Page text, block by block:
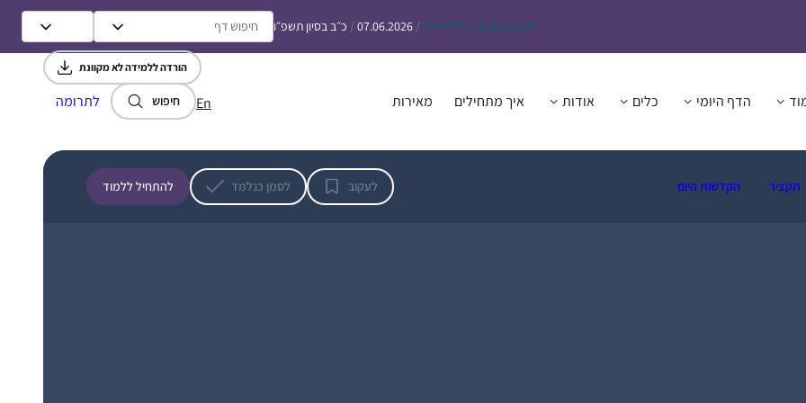
Today’s Daf – זבחים נ״ו /
07.06.2026
/ כ״ב בסיון תשפ״ו
הדף היומי כלים אודות איך מתחילים מאירות En חיפוש לתרומה
תקציר הקדשות היום לעקוב לסמן כנלמד להתחיל ללמוד
הורדה ללמידה לא מקוונת
והתאהבתי. המשכתי בכך כל חיי ואף היייתי מורה
לגמרא בבית הספר שקד בשדה אליהו (בית
הספר בו למדתי בילדותי)בתחילת מחזור דף יומי
כמו שרואים בתמונה אני ממשיכה ללמוד גם היום
ואפילו במחלקת יולדות אחרי לידת ביתי
השלישית.